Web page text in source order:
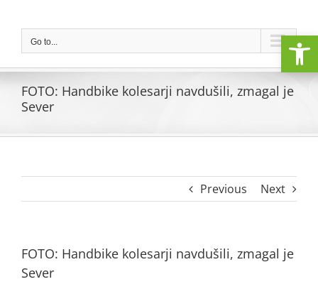
contentGo to...
FOTO: Handbike kolesarji navdušili, zmagal je
Sever
Previous Next
FOTO: Handbike kolesarji navdušili, zmagal je
Sever